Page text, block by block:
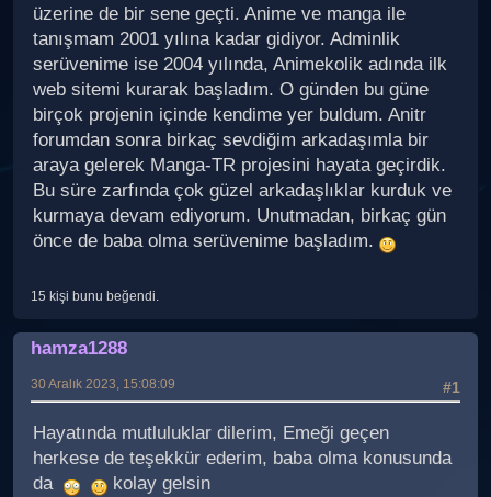
üzerine de bir sene geçti. Anime ve manga ile
tanışmam 2001 yılına kadar gidiyor. Adminlik
serüvenime ise 2004 yılında, Animekolik adında ilk
web sitemi kurarak başladım. O günden bu güne
birçok projenin içinde kendime yer buldum. Anitr
forumdan sonra birkaç sevdiğim arkadaşımla bir
araya gelerek Manga-TR projesini hayata geçirdik.
Bu süre zarfında çok güzel arkadaşlıklar kurduk ve
kurmaya devam ediyorum. Unutmadan, birkaç gün
önce de baba olma serüvenime başladım.
15 kişi bunu beğendi.
hamza1288
#1
30 Aralık 2023, 15:08:09
Hayatında mutluluklar dilerim, Emeği geçen
herkese de teşekkür ederim, baba olma konusunda
da
kolay gelsin